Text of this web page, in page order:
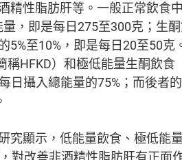
精性脂肪肝等。一般正常飲食
，即是每日275至300克；生
5%至10%，即是每日20至50
HFKD）和極低能量生酮飲食
日攝入總能量的75%；而後者
究顯示，低能量飲食、極低能
對改善非酒精性脂肪肝有正面